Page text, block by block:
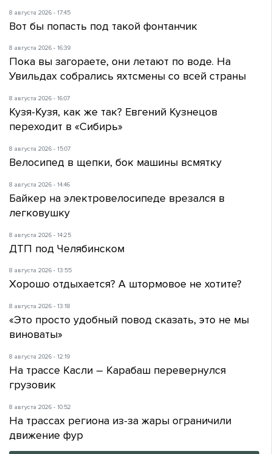
8 августа 2026 - 17:45
Вот бы попасть под такой фонтанчик
8 августа 2026 - 16:39
Пока вы загораете, они летают по воде. На
Увильдах собрались яхтсмены со всей страны
8 августа 2026 - 16:07
Кузя-Кузя, как же так? Евгений Кузнецов
переходит в «Сибирь»
8 августа 2026 - 15:07
Велосипед в щепки, бок машины всмятку
8 августа 2026 - 14:46
Байкер на электровелосипеде врезался в
легковушку
8 августа 2026 - 14:25
ДТП под Челябинском
8 августа 2026 - 13:55
Хорошо отдыхается? А штормовое не хотите?
8 августа 2026 - 13:18
«Это просто удобный повод сказать, это не мы
виноваты»
8 августа 2026 - 12:19
На трассе Касли – Карабаш перевернулся
грузовик
8 августа 2026 - 10:52
На трассах региона из-за жары ограничили
движение фур